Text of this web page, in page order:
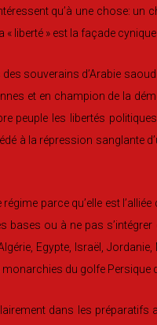
qu’à une chose:
liberté » est la façade
souverains d’Arabie
et en champion de la
peuple les libertés
à la répression sanglante
parce qu’elle est
bases ou à ne pas s’intégrer
Egypte, Israël,
du golfe Persique
dans les préparatifs